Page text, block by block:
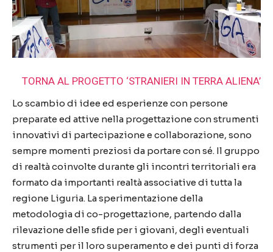
TORNA AL PROGETTO ‘STRANIERI IN TERRA ALIENA’
Lo scambio di idee ed esperienze con persone
preparate ed attive nella progettazione con strumenti
innovativi di partecipazione e collaborazione, sono
sempre momenti preziosi da portare con sé. Il gruppo
di realtà coinvolte durante gli incontri territoriali era
formato da importanti realtà associative di tutta la
regione Liguria. La sperimentazione della
metodologia di co-progettazione, partendo dalla
rilevazione delle sfide per i giovani, degli eventuali
strumenti per il loro superamento e dei punti di forza